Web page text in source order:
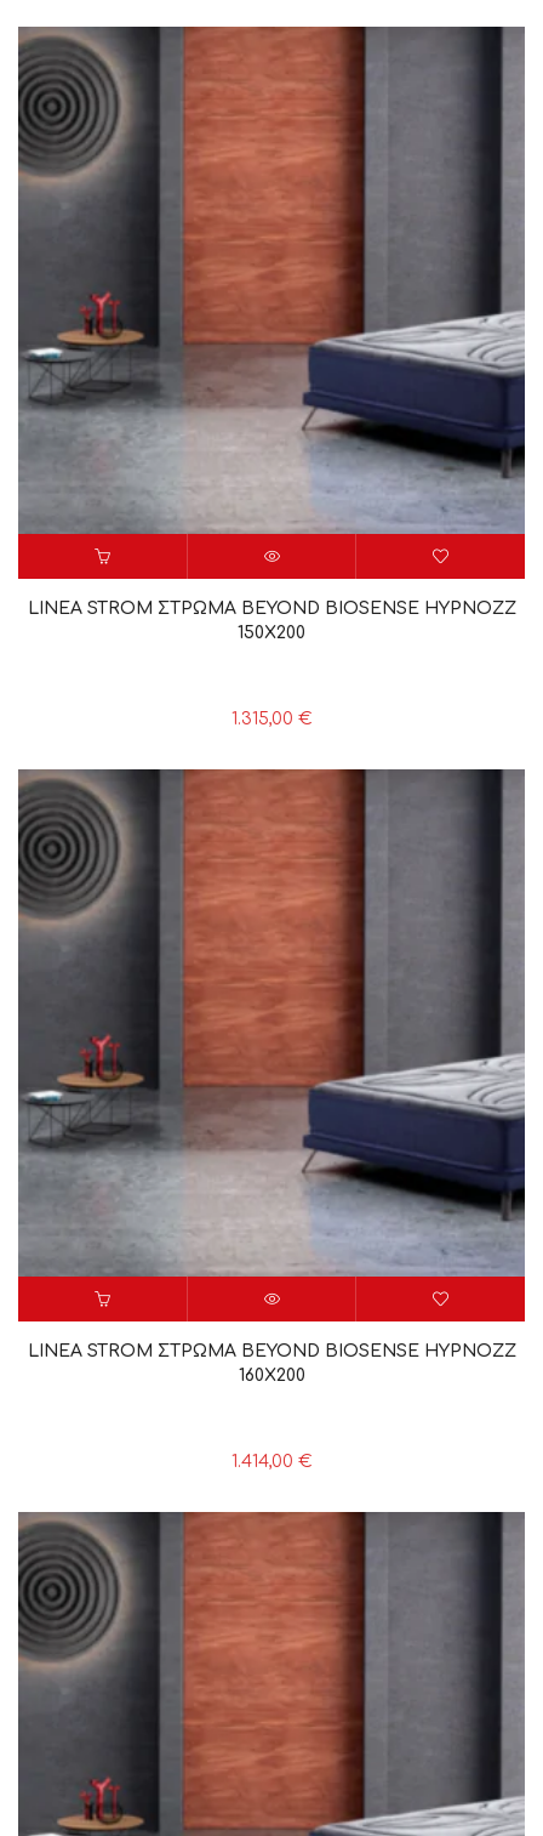
LINEA STROM ΣΤΡΩΜΑ BEYOND BIOSENSE HYPNOZZ
150X200
1.315,00 €
LINEA STROM ΣΤΡΩΜΑ BEYOND BIOSENSE HYPNOZZ
160X200
1.414,00 €